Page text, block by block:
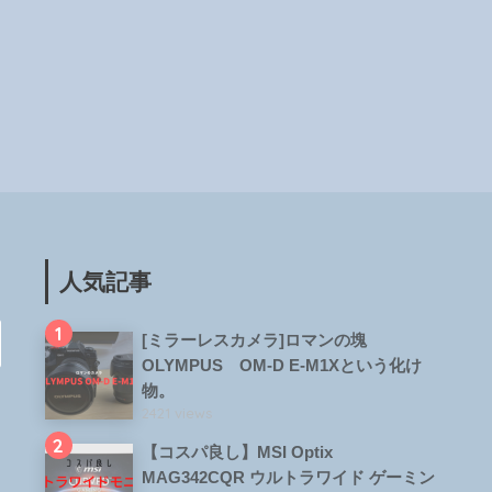
人気記事
1
[ミラーレスカメラ]ロマンの塊
OLYMPUS OM-D E-M1Xという化け
物。
2421 views
2
【コスパ良し】MSI Optix
MAG342CQR ウルトラワイド ゲーミン